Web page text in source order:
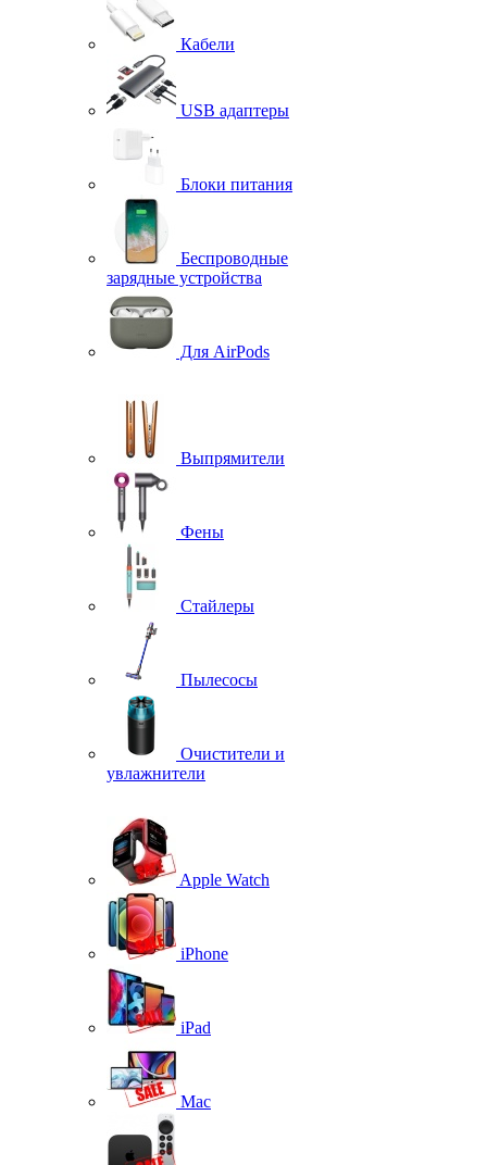
Кабели
USB адаптеры
Блоки питания
Беспроводные
зарядные устройства
Для AirPods
Выпрямители
Фены
Стайлеры
Пылесосы
Очистители и
увлажнители
Apple Watch
iPhone
iPad
Mac